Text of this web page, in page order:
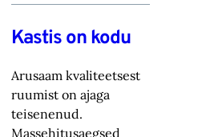
Kastis on kodu
Arusaam kvaliteetsest
ruumist on ajaga
teisenenud.
Massehitusaegsed